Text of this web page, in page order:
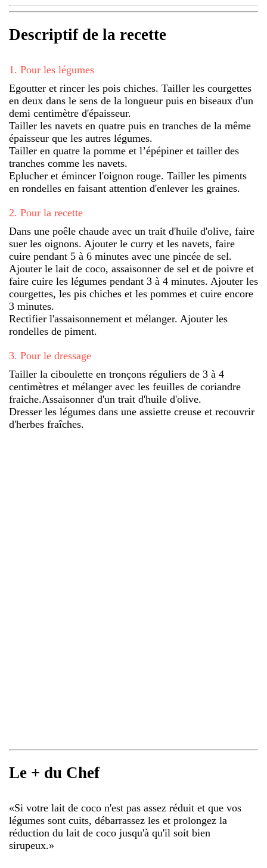
Descriptif de la recette
1 . Pour les légumes
Egoutter et rincer les pois chiches. Tailler les courgettes
en deux dans le sens de la longueur puis en biseaux d'un
demi centimètre d'épaisseur.
Tailler les navets en quatre puis en tranches de la même
épaisseur que les autres légumes.
Tailler en quatre la pomme et l’épépiner et tailler des
tranches comme les navets.
Eplucher et émincer l'oignon rouge. Tailler les piments
en rondelles en faisant attention d'enlever les graines.
2. Pour la recette
Dans une poêle chaude avec un trait d'huile d'olive, faire
suer les oignons. Ajouter le curry et les navets, faire
cuire pendant 5 à 6 minutes avec une pincée de sel.
Ajouter le lait de coco, assaisonner de sel et de poivre et
faire cuire les légumes pendant 3 à 4 minutes. Ajouter les
courgettes, les pis chiches et les pommes et cuire encore
3 minutes.
Rectifier l'assaisonnement et mélanger. Ajouter les
rondelles de piment.
3. Pour le dressage
Tailler la ciboulette en tronçons réguliers de 3 à 4
centimètres et mélanger avec les feuilles de coriandre
fraiche.Assaisonner d'un trait d'huile d'olive.
Dresser les légumes dans une assiette creuse et recouvrir
d'herbes fraîches.
Le + du Chef
«Si votre lait de coco n'est pas assez réduit et que vos
légumes sont cuits, débarrassez les et prolongez la
réduction du lait de coco jusqu'à qu'il soit bien
sirupeux.»